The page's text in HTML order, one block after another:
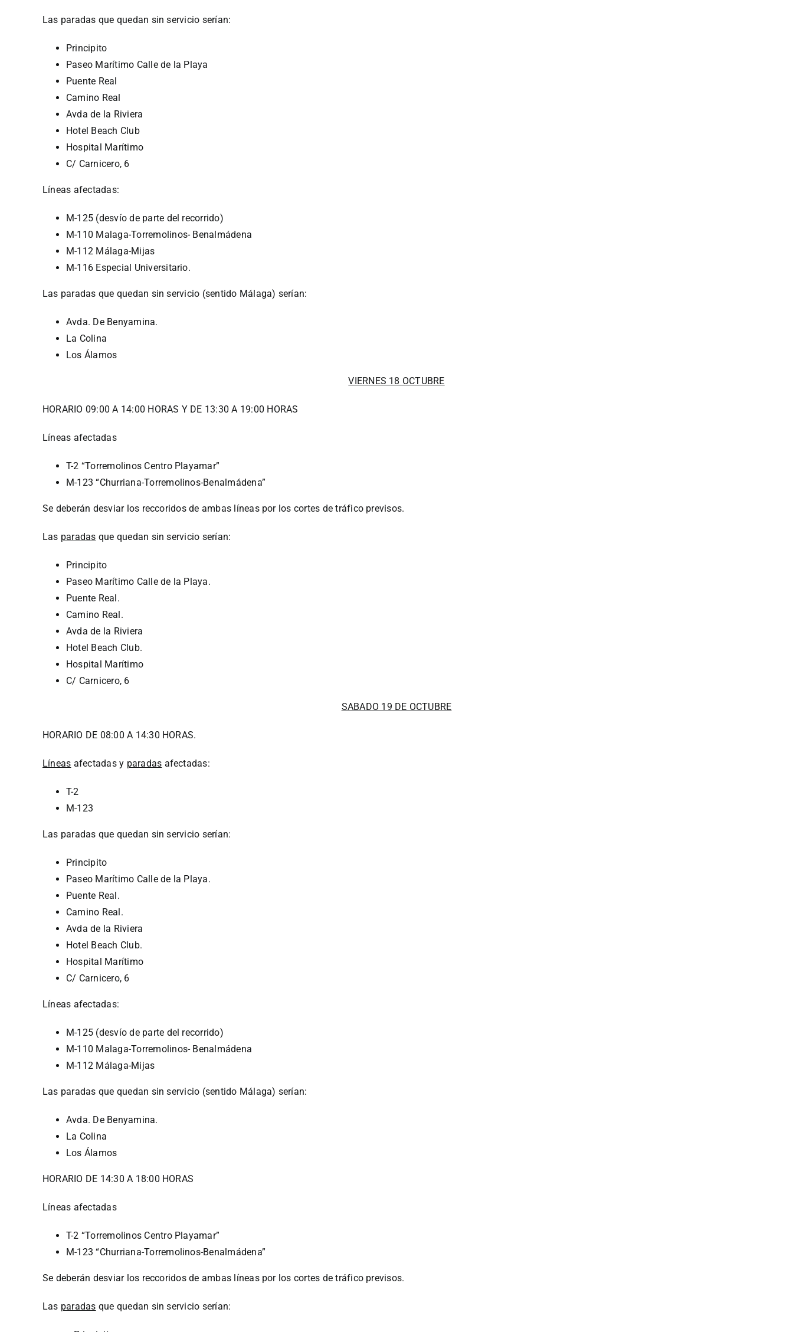
Las paradas que quedan sin servicio serían:
Principito
Paseo Marítimo Calle de la Playa
Puente Real
Camino Real
Avda de la Riviera
Hotel Beach Club
Hospital Marítimo
C/ Carnicero, 6
Líneas afectadas:
M-125 (desvío de parte del recorrido)
M-110 Malaga-Torremolinos- Benalmádena
M-112 Málaga-Mijas
M-116 Especial Universitario.
Las paradas que quedan sin servicio (sentido Málaga) serían:
Avda. De Benyamina.
La Colina
Los Álamos
VIERNES 18 OCTUBRE
HORARIO 09:00 A 14:00 HORAS Y DE 13:30 A 19:00 HORAS
Líneas afectadas
T-2 “Torremolinos Centro Playamar”
M-123 “Churriana-Torremolinos-Benalmádena”
Se deberán desviar los reccoridos de ambas líneas por los cortes de tráfico previsos.
Las paradas que quedan sin servicio serían:
Principito
Paseo Marítimo Calle de la Playa.
Puente Real.
Camino Real.
Avda de la Riviera
Hotel Beach Club.
Hospital Marítimo
C/ Carnicero, 6
SABADO 19 DE OCTUBRE
HORARIO DE 08:00 A 14:30 HORAS.
Líneas afectadas y paradas afectadas:
T-2
M-123
Las paradas que quedan sin servicio serían:
Principito
Paseo Marítimo Calle de la Playa.
Puente Real.
Camino Real.
Avda de la Riviera
Hotel Beach Club.
Hospital Marítimo
C/ Carnicero, 6
Líneas afectadas:
M-125 (desvío de parte del recorrido)
M-110 Malaga-Torremolinos- Benalmádena
M-112 Málaga-Mijas
Las paradas que quedan sin servicio (sentido Málaga) serían:
Avda. De Benyamina.
La Colina
Los Álamos
HORARIO DE 14:30 A 18:00 HORAS
Líneas afectadas
T-2 “Torremolinos Centro Playamar”
M-123 “Churriana-Torremolinos-Benalmádena”
Se deberán desviar los reccoridos de ambas líneas por los cortes de tráfico previsos.
Las paradas que quedan sin servicio serían: